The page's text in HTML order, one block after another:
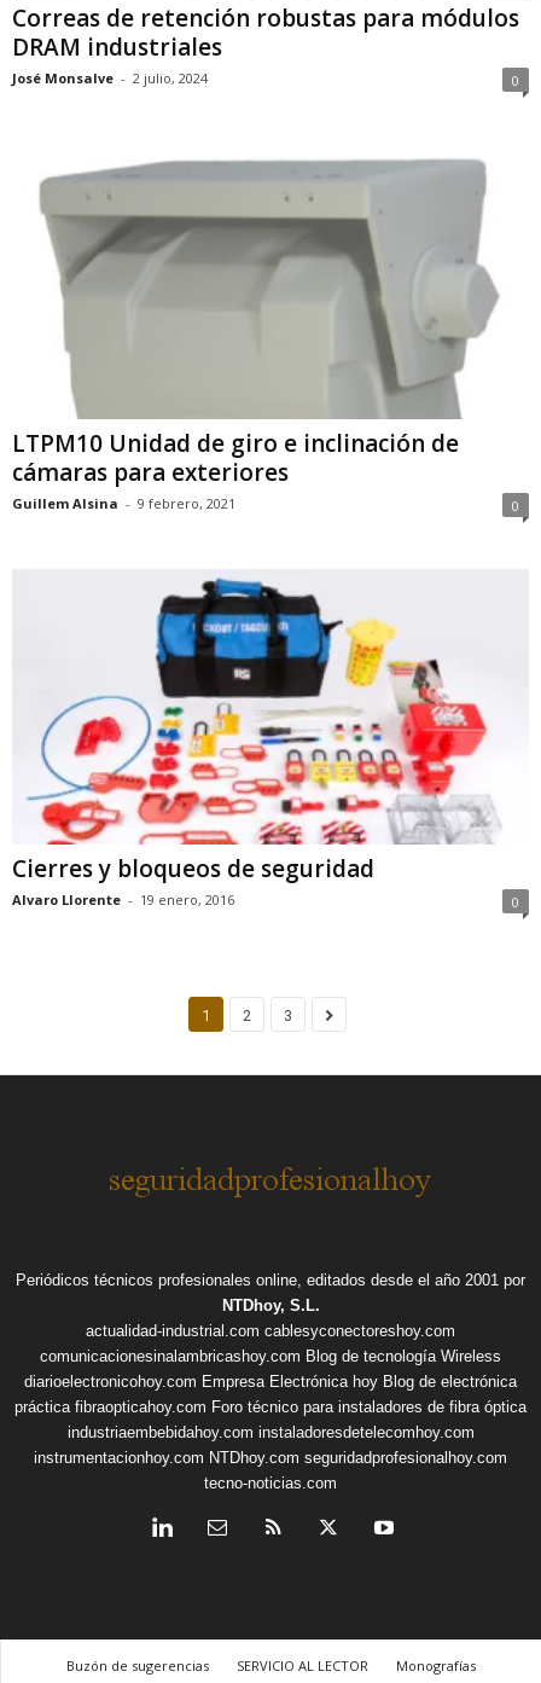
Correas de retención robustas para módulos
DRAM industriales
José Monsalve - 2 julio, 2024 0
LTPM10 Unidad de giro e inclinación de
cámaras para exteriores
Guillem Alsina - 9 febrero, 2021 0
Cierres y bloqueos de seguridad
Alvaro Llorente - 19 enero, 2016 0
1 2 3
Periódicos técnicos profesionales online, editados desde el año 2001 por
NTDhoy, S.L.
actualidad-industrial.com cablesyconectoreshoy.com
comunicacionesinalambricashoy.com Blog de tecnología Wireless
diarioelectronicohoy.com Empresa Electrónica hoy Blog de electrónica
práctica fibraopticahoy.com Foro técnico para instaladores de fibra óptica
industriaembebidahoy.com instaladoresdetelecomhoy.com
instrumentacionhoy.com NTDhoy.com seguridadprofesionalhoy.com
tecno-noticias.com
Buzón de sugerencias SERVICIO AL LECTOR Monografías